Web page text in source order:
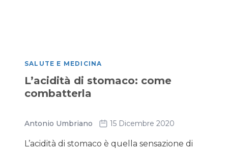
SALUTE E MEDICINA
L’acidità di stomaco: come
combatterla
Antonio Umbriano 15 Dicembre 2020
L’acidità di stomaco è quella sensazione di